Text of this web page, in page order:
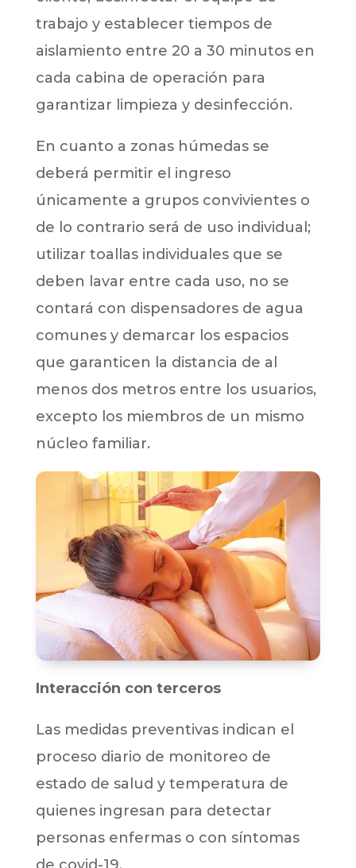
trabajo y establecer tiempos de
aislamiento entre 20 a 30 minutos en
cada cabina de operación para
garantizar limpieza y desinfección.
En cuanto a zonas húmedas se
deberá permitir el ingreso
únicamente a grupos convivientes o
de lo contrario será de uso individual;
utilizar toallas individuales que se
deben lavar entre cada uso, no se
contará con dispensadores de agua
comunes y demarcar los espacios
que garanticen la distancia de al
menos dos metros entre los usuarios,
excepto los miembros de un mismo
núcleo familiar.
Interacción con terceros
Las medidas preventivas indican el
proceso diario de monitoreo de
estado de salud y temperatura de
quienes ingresan para detectar
personas enfermas o con síntomas